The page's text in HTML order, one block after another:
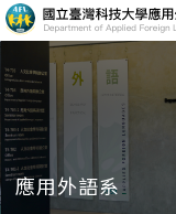
跳
到
要
內
容
區
塊
應用外語系